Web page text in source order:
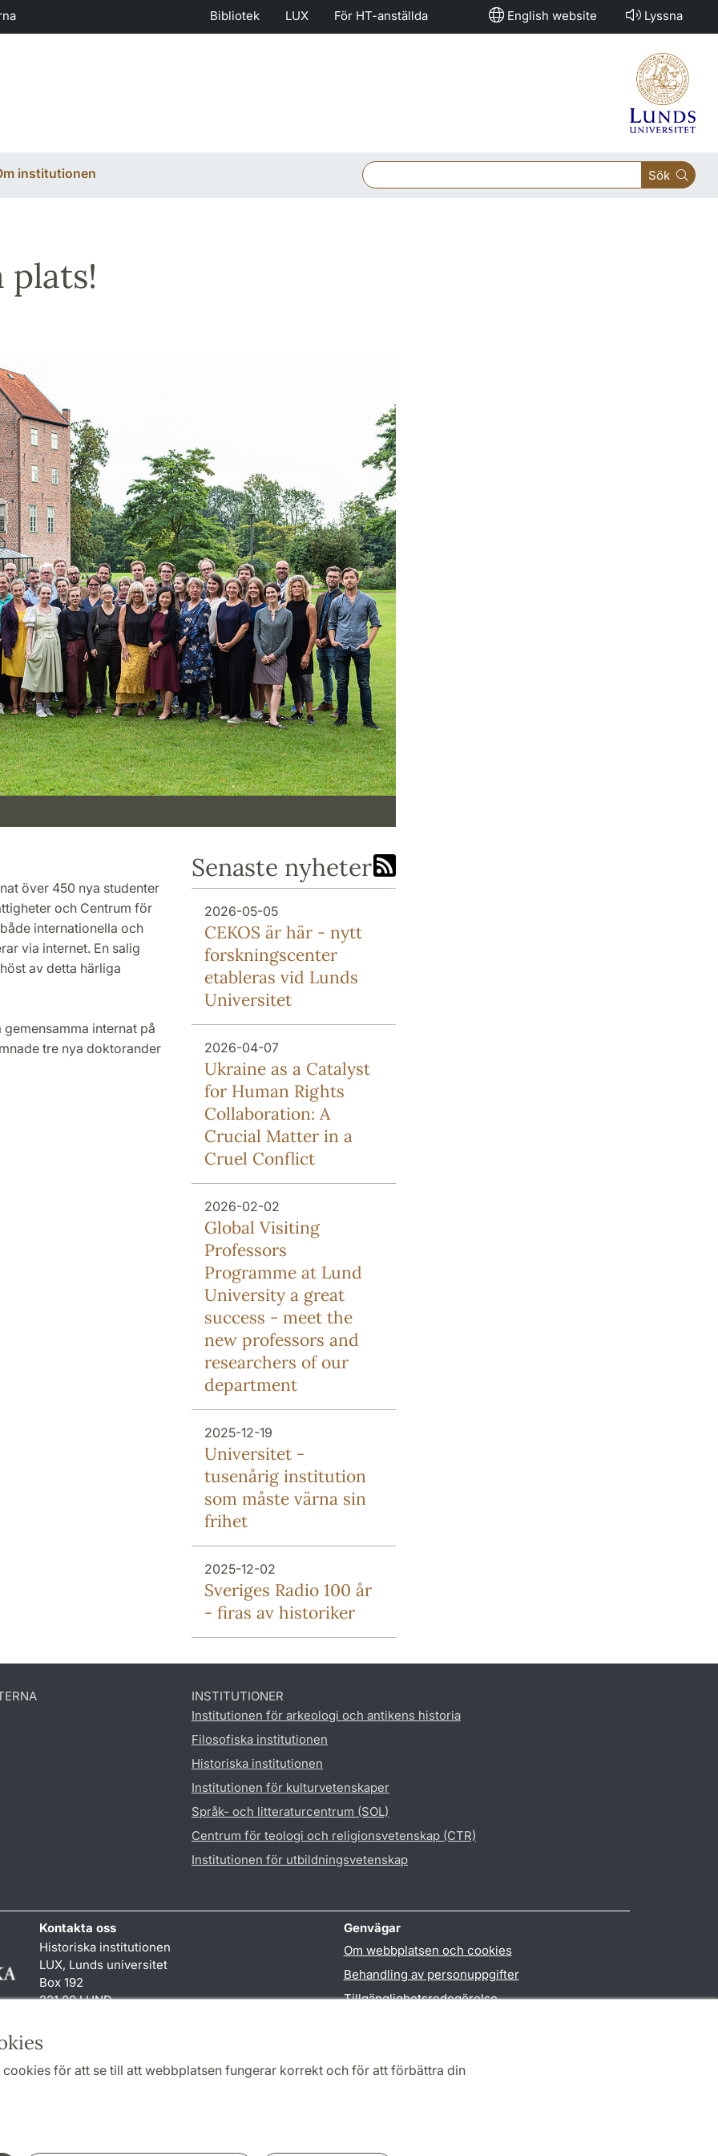
cookies för att se till att webbplatsen fungerar korrekt och för att förbättra din
Bibliotek LUX För HT-anställda English website Lyssna
institutionen Sök
plats!
över 450 nya studenter
och Centrum för
internationella och
via internet. En salig
av detta härliga
internat på
tre nya doktorander
Senaste nyheter
2026-05-05
CEKOS är här - nytt
forskningscenter
etableras vid Lunds
Universitet
2026-04-07
Ukraine as a Catalyst
for Human Rights
Collaboration: A
Crucial Matter in a
Cruel Conflict
2026-02-02
Global Visiting
Professors
Programme at Lund
University a great
success - meet the
new professors and
researchers of our
department
2025-12-19
Universitet -
tusenårig institution
som måste värna sin
frihet
2025-12-02
Sveriges Radio 100 år
- firas av historiker
INSTITUTIONER
Institutionen för arkeologi och antikens historia
Filosofiska institutionen
Historiska institutionen
Institutionen för kulturvetenskaper
Språk- och litteraturcentrum (SOL)
Centrum för teologi och religionsvetenskap (CTR)
Institutionen för utbildningsvetenskap
Kontakta oss
Historiska institutionen
LUX, Lunds universitet
Box 192
221 00 LUND
hist
Genvägar
Om webbplatsen och cookies
Behandling av personuppgifter
Tillgänglighetsredogörelse